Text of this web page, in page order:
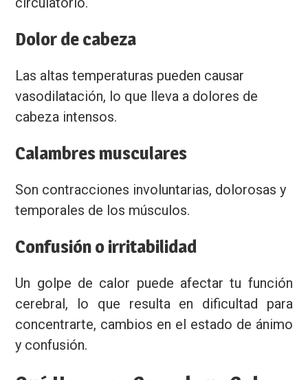
Dolor de cabeza
Las altas temperaturas pueden causar
vasodilatación, lo que lleva a dolores de
cabeza intensos.
Calambres musculares
Son contracciones involuntarias, dolorosas y
temporales de los músculos.
Confusión o irritabilidad
Un golpe de calor puede afectar tu función
cerebral, lo que resulta en dificultad para
concentrarte, cambios en el estado de ánimo
y confusión.